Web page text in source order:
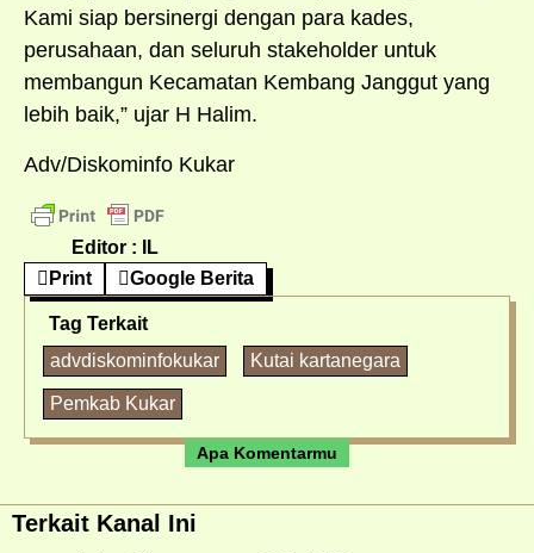
Kami siap bersinergi dengan para kades,
perusahaan, dan seluruh stakeholder untuk
membangun Kecamatan Kembang Janggut yang
lebih baik,” ujar H Halim.
Adv/Diskominfo Kukar
Editor : IL
Print
Google Berita
Tag Terkait
advdiskominfokukar
Kutai kartanegara
Pemkab Kukar
Apa Komentarmu
Terkait Kanal Ini